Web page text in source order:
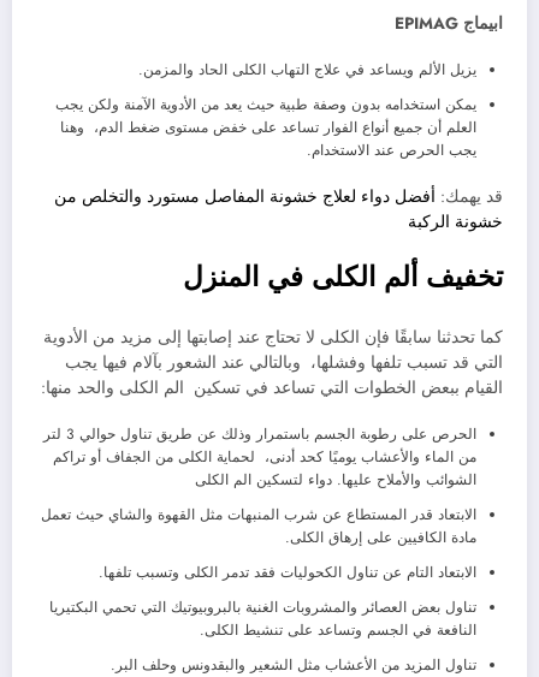
ابيماج EPIMAG
يزيل الألم ويساعد في علاج التهاب الكلى الحاد والمزمن.
يمكن استخدامه بدون وصفة طبية حيث يعد من الأدوية الآمنة ولكن يجب
العلم أن جميع أنواع الفوار تساعد على خفض مستوى ضغط الدم، وهنا
يجب الحرص عند الاستخدام.
قد يهمك: أفضل دواء لعلاج خشونة المفاصل مستورد والتخلص من
خشونة الركبة
تخفيف ألم الكلى في المنزل
كما تحدثنا سابقًا فإن الكلى لا تحتاج عند إصابتها إلى مزيد من الأدوية
التي قد تسبب تلفها وفشلها، وبالتالي عند الشعور بآلام فيها يجب
القيام ببعض الخطوات التي تساعد في تسكين الم الكلى والحد منها:
الحرص على رطوبة الجسم باستمرار وذلك عن طريق تناول حوالي 3 لتر
من الماء والأعشاب يوميًا كحد أدنى، لحماية الكلى من الجفاف أو تراكم
الشوائب والأملاح عليها. دواء لتسكين الم الكلى
الابتعاد قدر المستطاع عن شرب المنبهات مثل القهوة والشاي حيث تعمل
مادة الكافيين على إرهاق الكلى.
الابتعاد التام عن تناول الكحوليات فقد تدمر الكلى وتسبب تلفها.
تناول بعض العصائر والمشروبات الغنية بالبروبيوتيك التي تحمي البكتيريا
النافعة في الجسم وتساعد على تنشيط الكلى.
تناول المزيد من الأعشاب مثل الشعير والبقدونس وحلف البر.